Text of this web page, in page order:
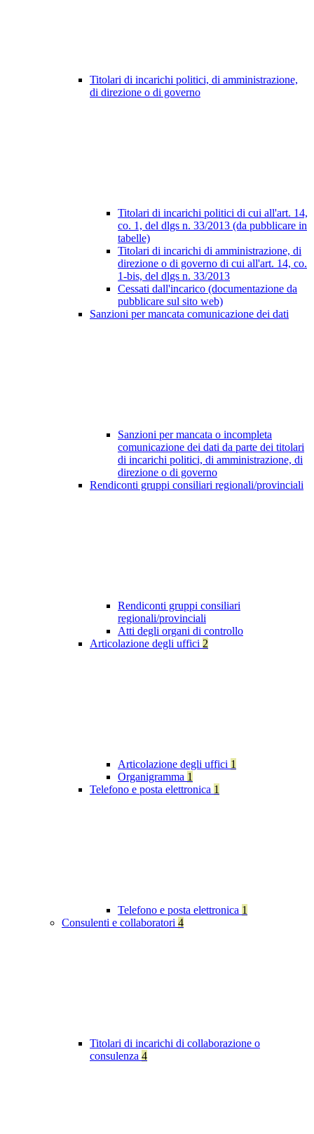
Titolari di incarichi politici, di amministrazione,
di direzione o di governo
Titolari di incarichi politici di cui all'art. 14,
co. 1, del dlgs n. 33/2013 (da pubblicare in
tabelle)
Titolari di incarichi di amministrazione, di
direzione o di governo di cui all'art. 14, co.
1-bis, del dlgs n. 33/2013
Cessati dall'incarico (documentazione da
pubblicare sul sito web)
Sanzioni per mancata comunicazione dei dati
Sanzioni per mancata o incompleta
comunicazione dei dati da parte dei titolari
di incarichi politici, di amministrazione, di
direzione o di governo
Rendiconti gruppi consiliari regionali/provinciali
Rendiconti gruppi consiliari
regionali/provinciali
Atti degli organi di controllo
Articolazione degli uffici 2
Articolazione degli uffici 1
Organigramma 1
Telefono e posta elettronica 1
Telefono e posta elettronica 1
Consulenti e collaboratori 4
Titolari di incarichi di collaborazione o
consulenza 4